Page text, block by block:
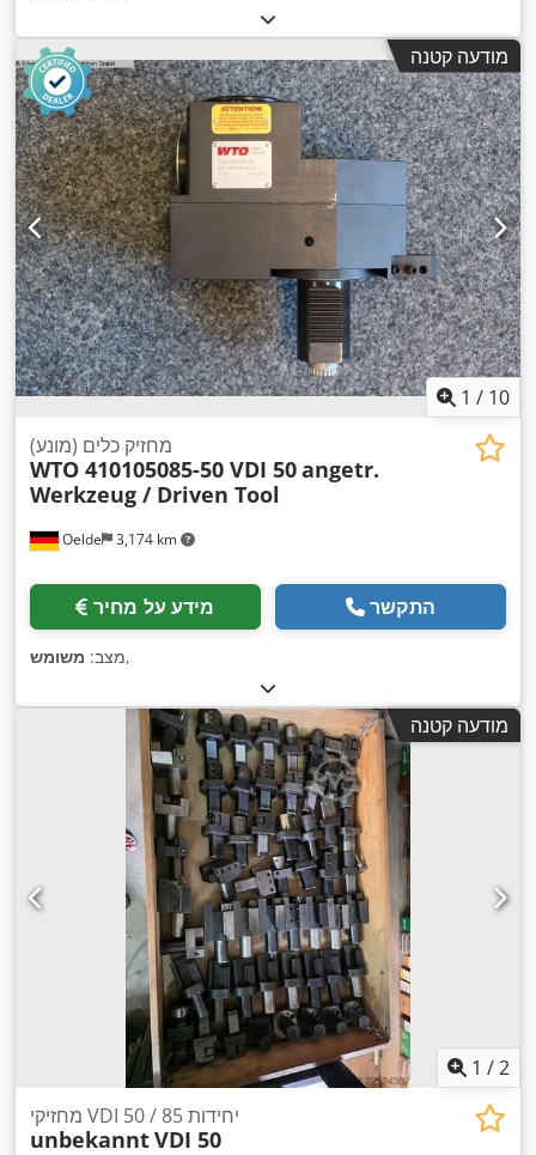
מודעה קטנה
1 / 10
Oelde 3,174 km
מחזיק כלים (מונע)
WTO 410105085-50 VDI 50angetr.
Werkzeug / Driven Tool
מידע על מחיר התקשר
מצב: משומש ,
מודעה קטנה
1 /2
מחזיקי VDI 50 / 85 יחידות
unbekanntVDI 50